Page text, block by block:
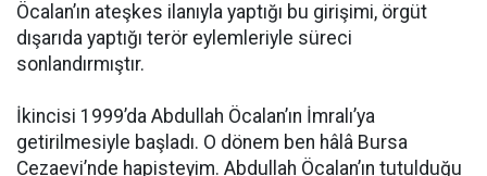
Öcalan’ın ateşkes ilanıyla yaptığı bu girişimi, örgüt
dışarıda yaptığı terör eylemleriyle süreci
sonlandırmıştır.
İkincisi 1999’da Abdullah Öcalan’ın İmralı’ya
getirilmesiyle başladı. O dönem ben hâlâ Bursa
Cezaevi’nde hapisteyim. Abdullah Öcalan’ın tutulduğu